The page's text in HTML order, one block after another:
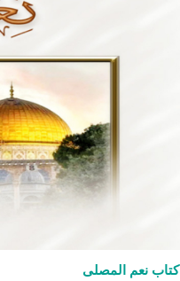
كتاب نعم المصلى